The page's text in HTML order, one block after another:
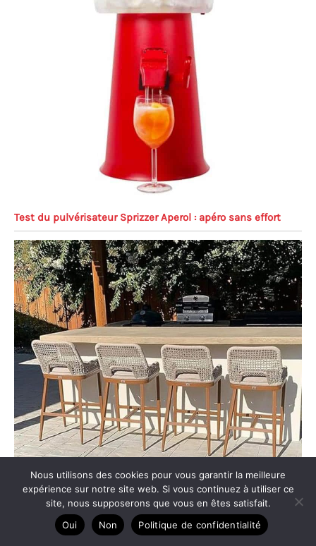
Test du pulvérisateur Sprizzer Aperol : apéro sans effort
Nous utilisons des cookies pour vous garantir la meilleure
expérience sur notre site web. Si vous continuez à utiliser ce
site, nous supposerons que vous en êtes satisfait.
Oui
Non Politique de confidentialité